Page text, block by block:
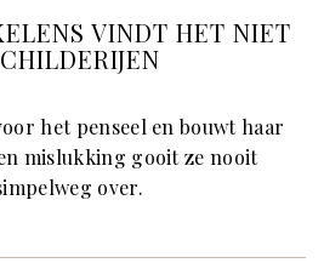
VINDT HET NIET
het penseel en bouwt haar
mislukking gooit ze nooit
over.